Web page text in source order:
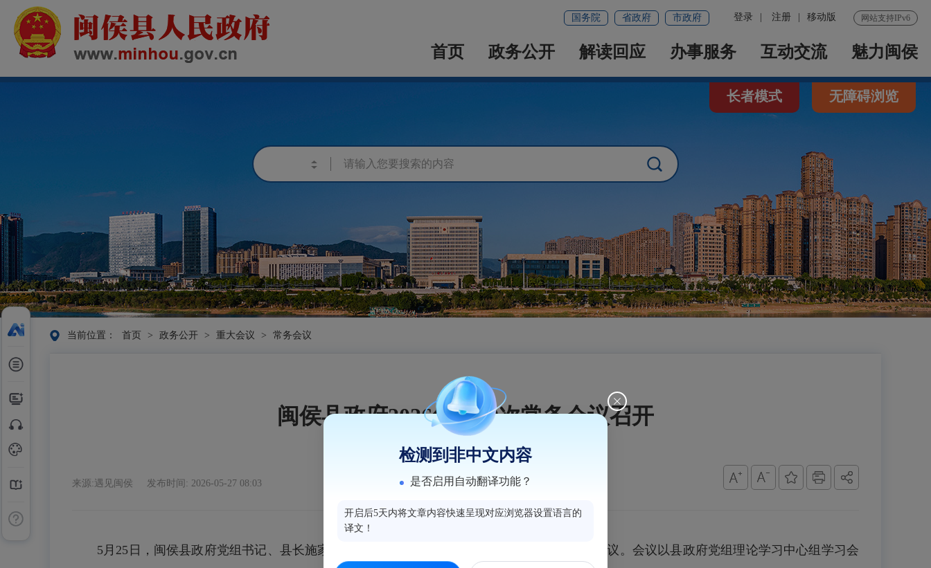
网站支持IPv6
登录 注册 移动版
国务院 省政府 市政府
首页 政务公开 解读回应 办事服务 互动交流 魅力闽侯
长者模式 无障碍浏览
当前位置： 首页 > 政务公开 > 重大会议 > 常务会议
闽侯县政府2026年第19次常务会议召开
来源:遇见闽侯 发布时间: 2026-05-27 08:03
5月25日，闽侯县政府党组书记、县长施家雄主持召开县政府党组会议和2026年第19次常务会议。会议以县政府党组理论学习中心组学习会
检测到非中文内容
是否启用自动翻译功能？
开启后5天内将文章内容快速呈现对应浏览器设置语言的
译文！